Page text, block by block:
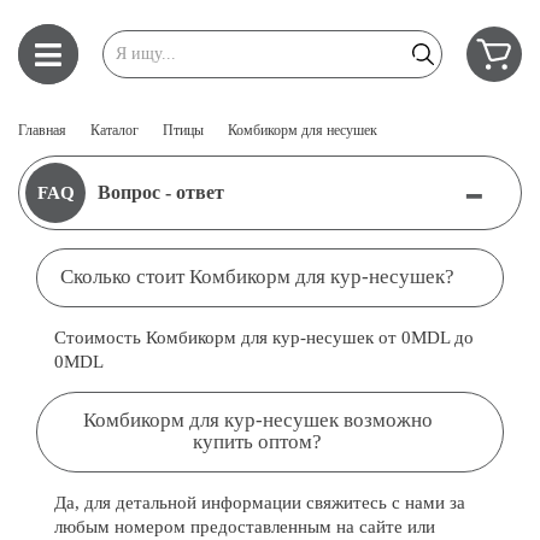
Главная Каталог Птицы Комбикорм для несушек
FAQ Вопрос - ответ -
Сколько стоит Комбикорм для кур-несушек?
Стоимость Комбикорм для кур-несушек от 0MDL до
0MDL
Комбикорм для кур-несушек возможно
купить оптом?
Да, для детальной информации свяжитесь с нами за
любым номером предоставленным на сайте или